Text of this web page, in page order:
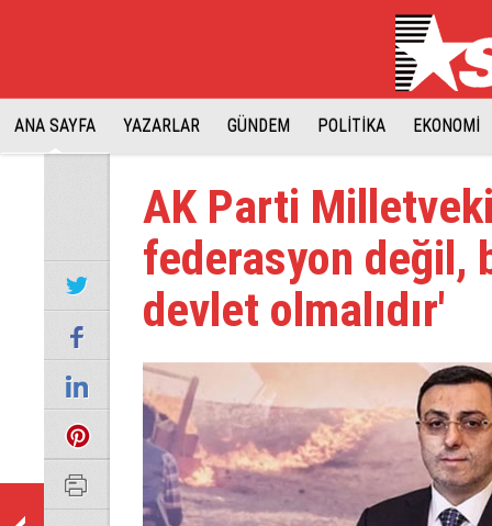
ANA SAYFA YAZARLAR GÜNDEM POLİTİKA EKONOMİ
AK Parti
federasyon değil,
devlet olmalıdır'